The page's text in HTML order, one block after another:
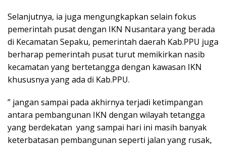
Selanjutnya, ia juga mengungkapkan selain fokus
pemerintah pusat dengan IKN Nusantara yang berada
di Kecamatan Sepaku, pemerintah daerah Kab.PPU juga
berharap pemerintah pusat turut memikirkan nasib
kecamatan yang bertetangga dengan kawasan IKN
khususnya yang ada di Kab.PPU.
” jangan sampai pada akhirnya terjadi ketimpangan
antara pembangunan IKN dengan wilayah tetangga
yang berdekatan yang sampai hari ini masih banyak
keterbatasan pembangunan seperti jalan yang rusak,